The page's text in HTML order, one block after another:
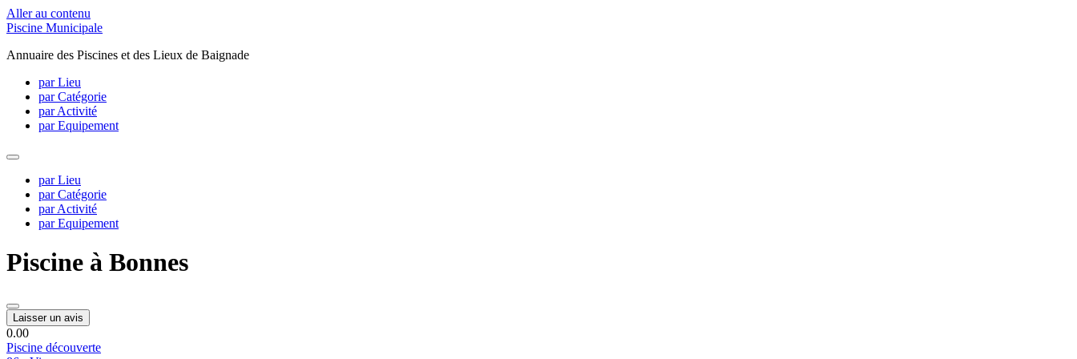
Aller au contenu
Piscine Municipale
Annuaire des Piscines et des Lieux de Baignade
par Lieu
par Catégorie
par Activité
par Equipement
par Lieu
par Catégorie
par Activité
par Equipement
Piscine à Bonnes
Laisser un avis
0.00
Piscine découverte